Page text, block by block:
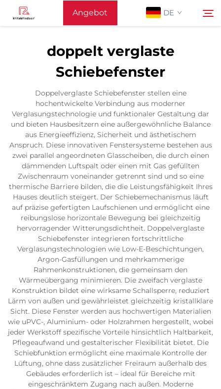
Angebot DE
Unterstützung
Produkte
Anwendung
Nachrichten
Kontaktieren Sie Uns
Suchen
doppelt verglaste
Schiebefenster
Doppelverglaste Schiebefenster stellen eine
hochentwickelte Verbindung aus moderner
Verglasungstechnologie und funktionaler Gestaltung dar
und bieten Hausbesitzern eine außergewöhnliche Balance
aus Energieeffizienz, Sicherheit und ästhetischem
Anspruch. Diese innovativen Fenstersysteme bestehen aus
zwei parallel angeordneten Glasscheiben, die durch einen
dämmenden Luftspalt oder einen mit Gas gefüllten
Zwischenraum voneinander getrennt sind und so eine
thermische Barriere bilden, die die Leistungsfähigkeit Ihres
Hauses deutlich steigert. Der Schiebemechanismus läuft
auf präzise gefertigten Laufschienen und ermöglicht eine
reibungslose horizontale Bewegung bei gleichzeitig
hervorragender Witterungsdichtheit. Doppelverglaste
Schiebefenster integrieren fortschrittliche
Verglasungstechnologien wie Low-E-Beschichtungen,
Argon-Gasfüllungen und mehrkammerige
Rahmenkonstruktionen, die gemeinsam den
Wärmeübergang minimieren. Die zweifach verglaste
Konstruktion bildet eine wirksame Schallsperre, reduziert
Lärm von außen und gewährleistet gleichzeitig kristallklare
Sicht. Diese Fenster werden aus hochwertigen Materialien
wie uPVC-, Aluminium- oder Holzrahmen hergestellt, wobei
jeder Werkstoff spezifische Vorteile hinsichtlich Haltbarkeit,
Pflegeaufwand und gestalterischer Flexibilität bietet. Die
Schiebfunktion ermöglicht eine maximale Kontrolle der
Lüftung, ohne dass zusätzlicher Freiraum außerhalb des
Gebäudes erforderlich ist – ideal für Bereiche mit
eingeschränktem Zugang nach außen. Moderne